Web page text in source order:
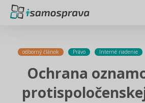
odborný článok Právo Interné riadenie
Ochrana